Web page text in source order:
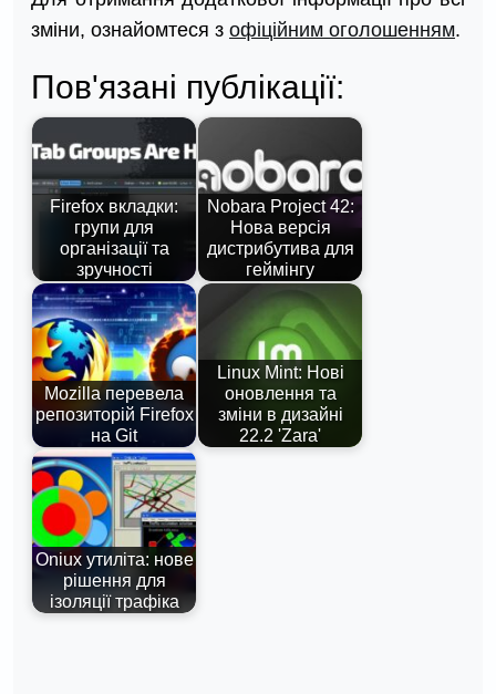
зміни, ознайомтеся з офіційним оголошенням.
Пов'язані публікації:
Firefox вкладки:
групи для
організації та
зручності
Nobara Project 42:
Нова версія
дистрибутива для
геймінгу
Mozilla перевела
репозиторій Firefox
на Git
Linux Mint: Нові
оновлення та
зміни в дизайні
22.2 'Zara'
Oniux утиліта: нове
рішення для
ізоляції трафіка